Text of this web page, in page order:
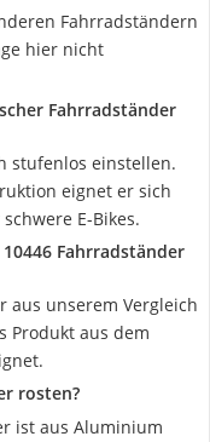
Fahrradständern
hier nicht
Fahrradständer
stufenlos einstellen.
eignet er sich
E-Bikes.
Fahrradständer
aus unserem Vergleich
Produkt aus dem
rosten?
ist aus Aluminium